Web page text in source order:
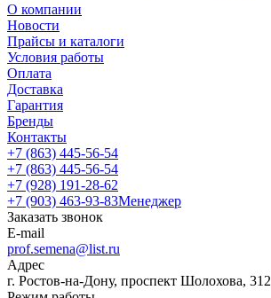
О компании
Новости
Прайсы и каталоги
Условия работы
Оплата
Доставка
Гарантия
Бренды
Контакты
+7 (863) 445-56-54
+7 (863) 445-56-54
+7 (928) 191-28-62
+7 (903) 463-93-83Менеджер
Заказать звонок
E-mail
prof.semena@list.ru
Адрес
г. Ростов-на-Дону, проспект Шолохова, 312